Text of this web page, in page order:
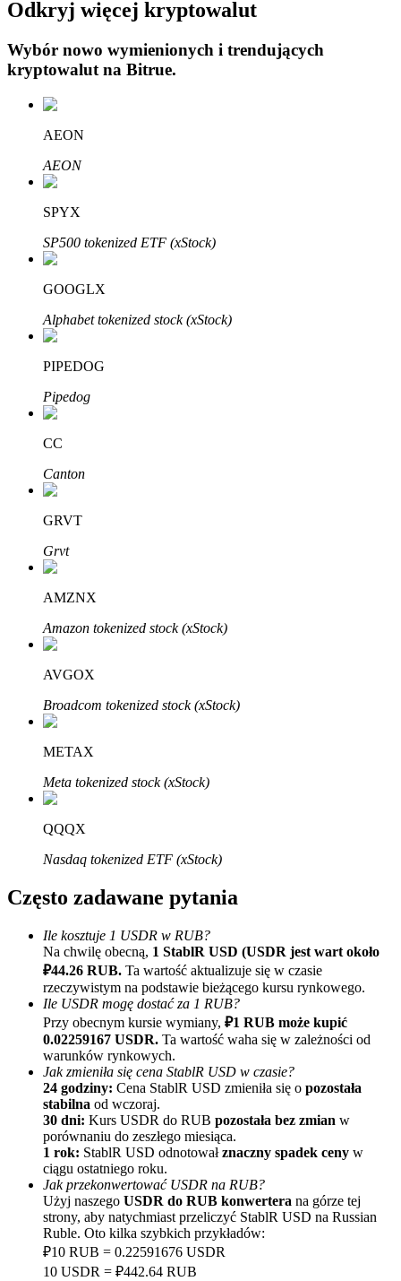
Automatyczna inwestycja
Zdobądź długoterminowy zysk i elastyczne zainteresowania
Naucz się stakingu
Dowiedz się, jak uzyskać dochód pasywny
Bitrue
Bitruści Partnerzy
Polecaj
Zaproś przyjaciela, aby otrzymać nagrody pieniężne
BTC Welcome Rewards
BTC Welcome Rewards
Deposit & Trade BTC to Share 25000 USDT prize pool!
Odkryj więcej kryptowalut
Wybór nowo wymienionych i trendujących
kryptowalut na Bitrue.
AEON
AEON
SPYX
SP500 tokenized ETF (xStock)
GOOGLX
Alphabet tokenized stock (xStock)
PIPEDOG
Pipedog
CC
Canton
GRVT
Grvt
AMZNX
Amazon tokenized stock (xStock)
AVGOX
Broadcom tokenized stock (xStock)
METAX
Meta tokenized stock (xStock)
QQQX
Nasdaq tokenized ETF (xStock)
Często zadawane pytania
Ile kosztuje 1 USDR w RUB?
Na chwilę obecną, 1 StablR USD (USDR jest wart około
₽44.26 RUB. Ta wartość aktualizuje się w czasie
rzeczywistym na podstawie bieżącego kursu rynkowego.
Ile USDR mogę dostać za 1 RUB?
Przy obecnym kursie wymiany, ₽1 RUB może kupić
0.02259167 USDR. Ta wartość waha się w zależności od
warunków rynkowych.
Jak zmieniła się cena StablR USD w czasie?
24 godziny: Cena StablR USD zmieniła się o pozostała
stabilna od wczoraj.
30 dni: Kurs USDR do RUB pozostała bez zmian w
porównaniu do zeszłego miesiąca.
1 rok: StablR USD odnotowałznaczny spadek ceny w
ciągu ostatniego roku.
Jak przekonwertować USDR na RUB?
Użyj naszego USDR do RUB konwertera na górze tej
strony, aby natychmiast przeliczyć StablR USD na Russian
Ruble. Oto kilka szybkich przykładów:
₽10 RUB = 0.22591676 USDR
10 USDR = ₽442.64 RUB